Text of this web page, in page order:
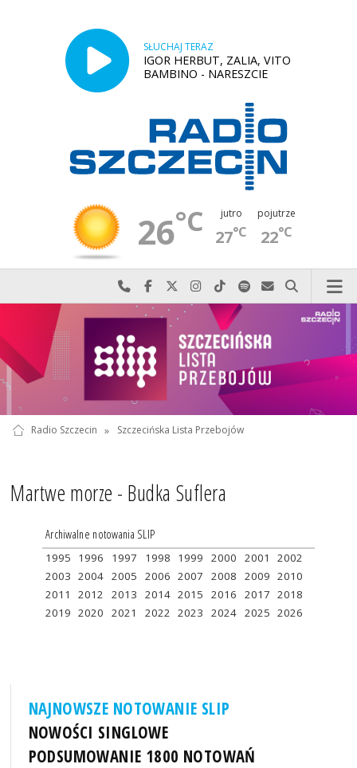
SŁUCHAJ TERAZ
IGOR HERBUT, ZALIA, VITO
BAMBINO - NARESZCIE
26°C jutro
27°C
pojutrze
22°C
Najlepiej po prostu do nas zadzwoń
Odwiedź nas na Facebook-u
Odwiedź nas na X
Odwiedź nas na Instagram-ie
Odwiedź nas na TikTok-u
Szukaj nas na Spotify
Wyślij do nas
Szukaj
Radio Szczecin » Szczecińska Lista Przebojów
Martwe morze - Budka Suflera
Archiwalne notowania SLIP
1995 1996 1997 1998 1999 2000 2001
2002
2003 2004 2005 2006 2007 2008 2009 2010
2011
2012 2013 2014 2015 2016 2017 2018
2019 2020 2021 2022 2023 2024 2025 2026
NAJNOWSZE NOTOWANIE SLIP
NOWOŚCI SINGLOWE
PODSUMOWANIE 1800 NOTOWAŃ